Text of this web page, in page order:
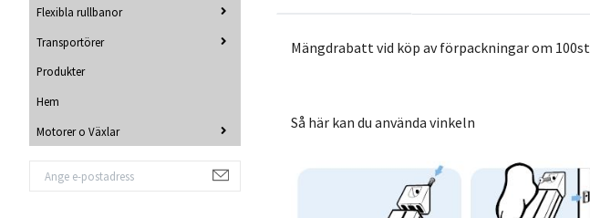
Flexibla rullbanor
Transportörer
Produkter
Hem
Motorer o Växlar
Mängdrabatt vid köp av förpackningar om 100st
Så här kan du använda vinkeln